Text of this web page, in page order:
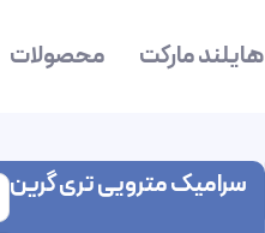
هایلند مارکت محصولات
سرامیک مترویی تری گرین